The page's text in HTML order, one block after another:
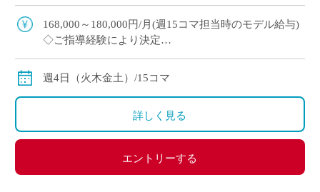
168,000～180,000円/月(週15コマ担当時のモデル給与)
◇ご指導経験により決定
週4日（火木金土）/15コマ
詳しく見る
エントリーする